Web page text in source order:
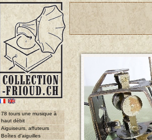
78 tours une musique à
haut débit
Aiguiseurs, affuteurs
Boîtes d'aiguilles